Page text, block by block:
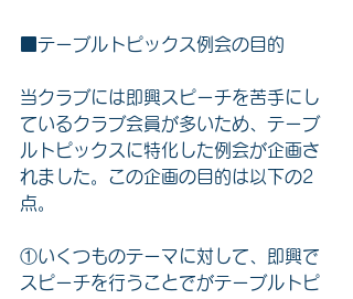
■テーブルトピックス例会の目的
当クラブには即興スピーチを苦手にし
ているクラブ会員が多いため、テーブ
ルトピックスに特化した例会が企画さ
れました。この企画の目的は以下の2
点。
①いくつものテーマに対して、即興で
スピーチを行うことでがテーブルトピ